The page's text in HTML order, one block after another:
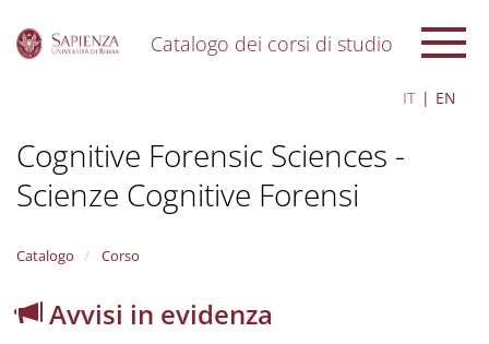
Catalogo dei corsi di studio
IT EN
Cognitive Forensic Sciences -
Scienze Cognitive Forensi
Catalogo Corso
Avvisi in evidenza